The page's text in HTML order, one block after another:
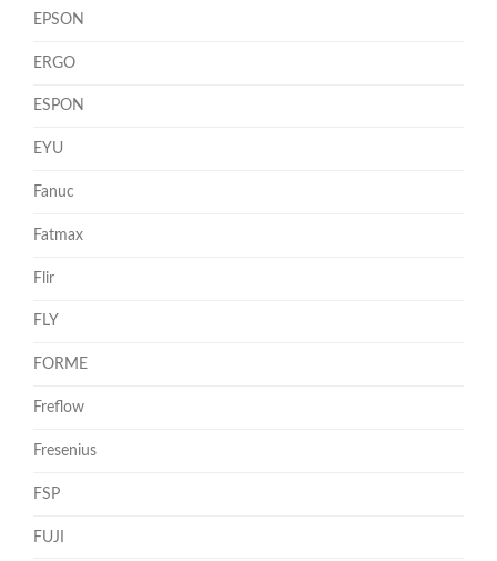
EPSON
ERGO
ESPON
EYU
Fanuc
Fatmax
Flir
FLY
FORME
Freflow
Fresenius
FSP
FUJI